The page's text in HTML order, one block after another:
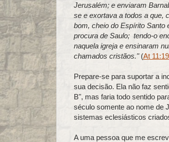
Jerusalém; e enviaram
se e exortava a todos a que,
bom, cheio do Espírito Santo
procura de Saulo; tendo-o
naquela igreja e ensinaram
chamados cristãos." (At
Prepare-se para suportar a
sua decisão. Ela não faz
B", mas faria todo sentido
século somente ao nome de
sistemas eclesiásticos
A uma pessoa que me